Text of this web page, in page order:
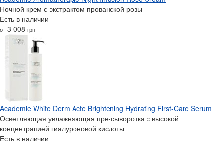
Ночной крем с экстрактом прованской розы
Есть в наличии
от 3 008 грн
Academie White Derm Acte Brightening Hydrating First-Care Serum
Осветляющая увлажняющая пре-сыворотка с высокой
концентрацией гиалуроновой кислоты
Есть в наличии